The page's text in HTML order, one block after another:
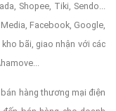
Shopee, Tiki, Sendo...
Facebook, Google,
bãi, giao nhận với các
hàng thương mại điện